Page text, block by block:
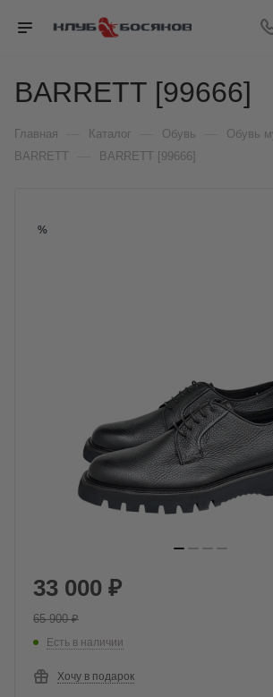
BARRETT [99666]
Главная Каталог Обувь Обувь
BARRETT BARRETT [99666]
%
33 000 ₽
65 900₽
Есть в наличии
Хочу в подарок